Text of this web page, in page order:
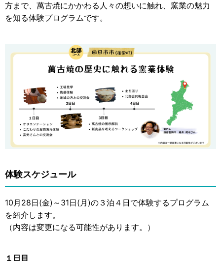
方まで、萬古焼にかかわる人々の想いに触れ、窯業の魅力
を知る体験プログラムです。
体験スケジュール
10月28日(金)～31日(月)の３泊４日で体験するプログラム
を紹介します。
（内容は変更になる可能性があります。）
１日目